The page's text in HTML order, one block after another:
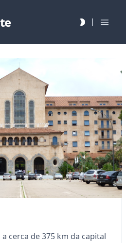
|
cerca de 375 km da capital